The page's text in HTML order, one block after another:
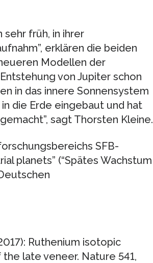
sehr früh, in ihrer
erklären die beiden
Modellen der
von Jupiter schon
in das innere Sonnensystem
die Erde eingebaut und hat
sagt Thorsten Kleine.
SFB-
planets” (“Spätes Wachstum
Ruthenium isotopic
late veneer. Nature 541,